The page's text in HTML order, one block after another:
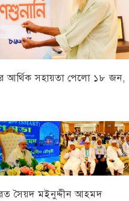
আর্থিক সহায়তা পেলো ১৮ জন,
সৈয়দ মইনুদ্দীন আহমদ